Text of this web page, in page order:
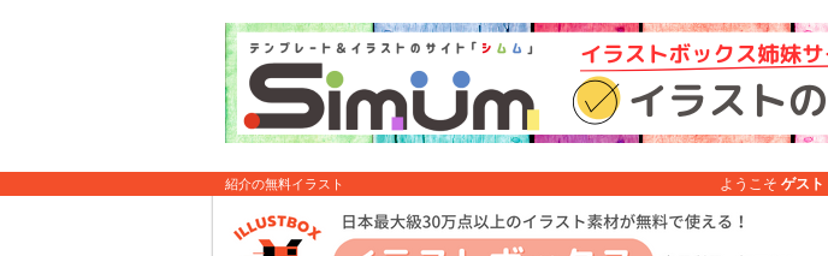
紹介の無料イラスト ようこそ ゲスト